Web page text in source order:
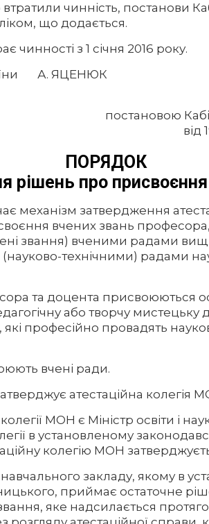
чинність, постанови
що додається.
чинності з 1 січня 2016 року.
А. ЯЦЕНЮК
постановою
від
ПОРЯДОК
рішень про
механізм затвердження
вчених звань
звання) вченими радами
технічними) радами
та доцента присвоюються
або творчу мистецьку
професійно провадять
вчені ради.
атестаційна колегія
МОН є Міністр освіти і
в установленому
колегію МОН
закладу, якому в
приймає остаточне
яке надсилається